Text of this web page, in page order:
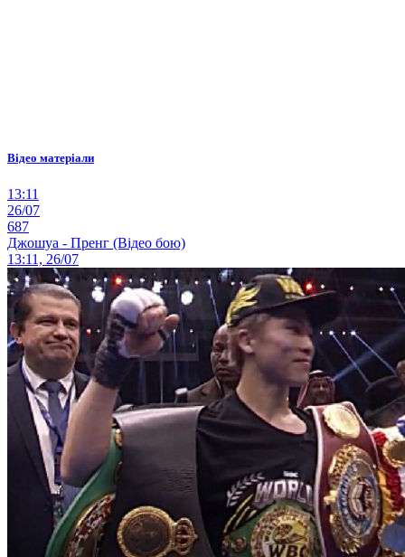
Відео матеріали
13:11
26/07
687
Джошуа - Пренг (Відео бою)
13:11, 26/07